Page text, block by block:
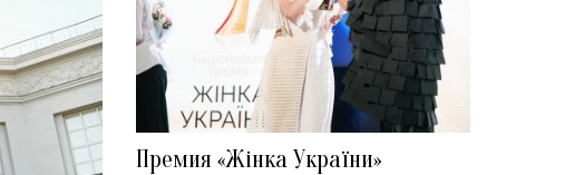
Премия «Жінка України»